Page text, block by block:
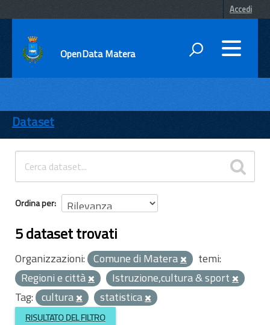
Accedi
OpenData Matera
ENTI
TEMI
INFORMAZIONI
Dataset
Ordina per
5 dataset trovati
Organizzazioni: Comune di Matera
temi:
Regioni e città
Istruzione,cultura & sport
Tag: cultura statistica
RISULTATO DEL FILTRO